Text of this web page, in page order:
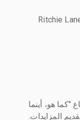
214 Ritchie
هو، أينما
المزايدات.